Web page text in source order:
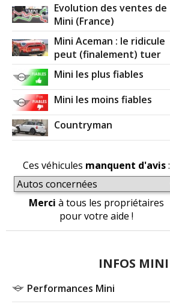
Evolution des ventes de
Mini (France)
Mini Aceman : le ridicule
peut (finalement) tuer
Mini les plus fiables
Mini les moins fiables
Countryman
Ces véhicules manquent d'avis:
Merci à tous les propriétaires
pour votre aide !
INFOS MINI
Performances Mini